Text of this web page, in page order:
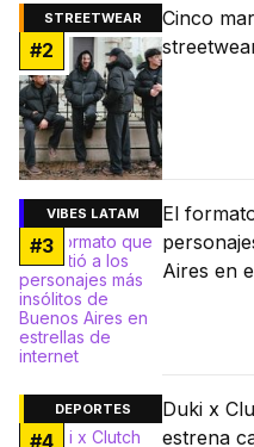
STREETWEAR
#2
Cinco
VIBES LATAM
#3
El
Aires en
DEPORTES
#4
Duki x
estrena